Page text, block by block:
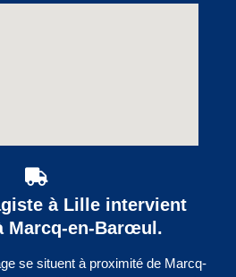
à Lille intervient
Marcq-en-Barœul.
se situent à proximité de Marcq-